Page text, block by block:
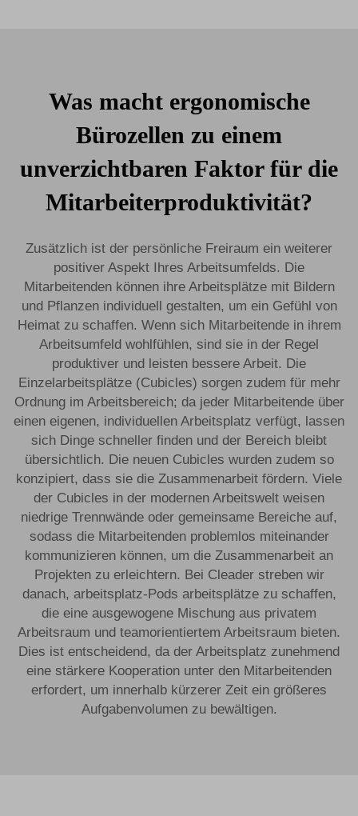
Was macht ergonomische
Bürozellen zu einem
unverzichtbaren Faktor für die
Mitarbeiterproduktivität?
Zusätzlich ist der persönliche Freiraum ein weiterer
positiver Aspekt Ihres Arbeitsumfelds. Die
Mitarbeitenden können ihre Arbeitsplätze mit Bildern
und Pflanzen individuell gestalten, um ein Gefühl von
Heimat zu schaffen. Wenn sich Mitarbeitende in ihrem
Arbeitsumfeld wohlfühlen, sind sie in der Regel
produktiver und leisten bessere Arbeit. Die
Einzelarbeitsplätze (Cubicles) sorgen zudem für mehr
Ordnung im Arbeitsbereich; da jeder Mitarbeitende über
einen eigenen, individuellen Arbeitsplatz verfügt, lassen
sich Dinge schneller finden und der Bereich bleibt
übersichtlich. Die neuen Cubicles wurden zudem so
konzipiert, dass sie die Zusammenarbeit fördern. Viele
der Cubicles in der modernen Arbeitswelt weisen
niedrige Trennwände oder gemeinsame Bereiche auf,
sodass die Mitarbeitenden problemlos miteinander
kommunizieren können, um die Zusammenarbeit an
Projekten zu erleichtern. Bei Cleader streben wir
danach, arbeitsplatz-Pods arbeitsplätze zu schaffen,
die eine ausgewogene Mischung aus privatem
Arbeitsraum und teamorientiertem Arbeitsraum bieten.
Dies ist entscheidend, da der Arbeitsplatz zunehmend
eine stärkere Kooperation unter den Mitarbeitenden
erfordert, um innerhalb kürzerer Zeit ein größeres
Aufgabenvolumen zu bewältigen.